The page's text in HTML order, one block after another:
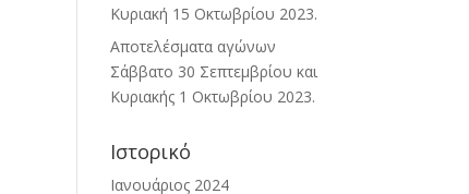
Κυριακή 15 Οκτωβρίου 2023.
Αποτελέσματα αγώνων
Σάββατο 30 Σεπτεμβρίου και
Κυριακής 1 Οκτωβρίου 2023.
Ιστορικό
Ιανουάριος 2024